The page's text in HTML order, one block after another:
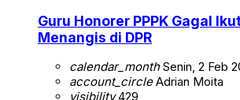
Guru Honorer PPPK Gagal
Menangis di DPR
calendar_monthSenin, 2 Feb
account_circleAdrian Moita
visibility429